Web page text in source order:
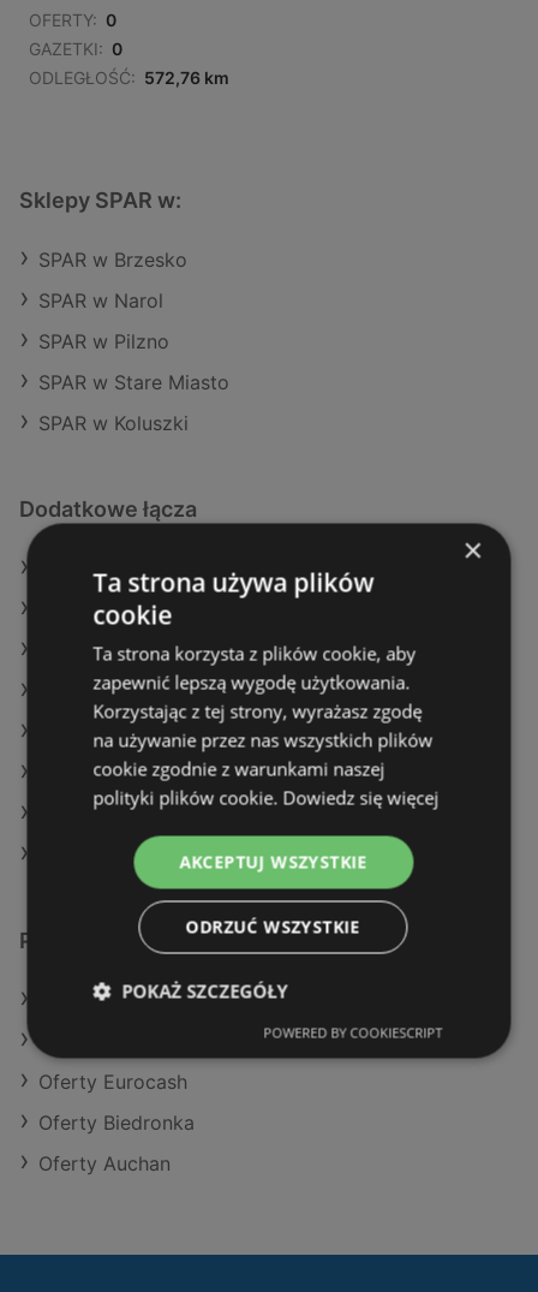
OFERTY: 0
GAZETKI: 0
ODLEGŁOŚĆ: 572,76 km
Sklepy SPAR w:
SPAR w Brzesko
SPAR w Narol
SPAR w Pilzno
SPAR w Stare Miasto
SPAR w Koluszki
Dodatkowe łącza
Oferty SPAR
Oferty Delikatesy Centrum
Oferty Biedronka
Aktualne gazetki Auchan
Aktualne gazetki E.Leclerc
Aktualne gazetki Carrefour
Aktualne gazetki Delikatesy Centrum
Aktualne gazetki Żabka
Podobne sklepy detaliczne
Oferty POLOmarket
Oferty Eurocash
Oferty Biedronka
Oferty Auchan
×
Ta strona używa plików
cookie
Ta strona korzysta z plików cookie, aby
zapewnić lepszą wygodę użytkowania.
Korzystając z tej strony, wyrażasz zgodę
na używanie przez nas wszystkich plików
cookie zgodnie z warunkami naszej
polityki plików cookie. Dowiedz się więcej
AKCEPTUJ WSZYSTKIE
ODRZUĆ WSZYSTKIE
POKAŻ SZCZEGÓŁY
POWERED BY COOKIESCRIPT